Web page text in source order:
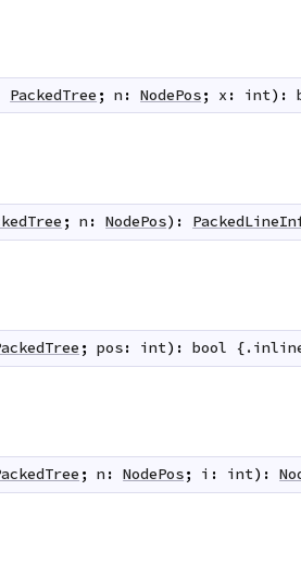
PackedTree ; n : NodePos; x : int) :
; n : NodePos) :
; pos: int) : bool {.
; n : NodePos; i : int) :